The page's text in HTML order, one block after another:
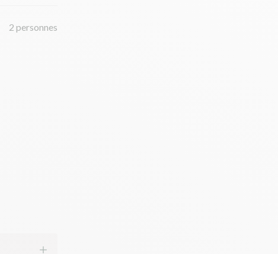
2 personnes